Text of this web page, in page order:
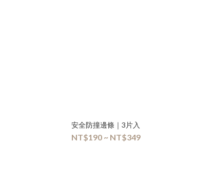
安全防撞邊條｜3片入
NT$190 ~ NT$349